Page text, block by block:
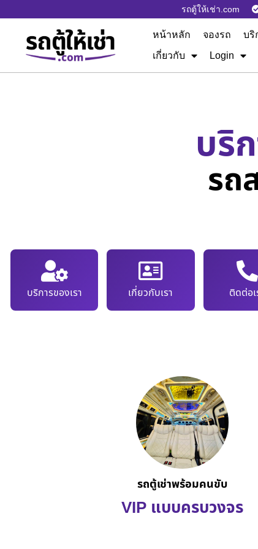
รถตู้ให้เช่า.com
หน้าหลัก จองรถ บริ
เกี่ยวกับ
Login
บริ
รถ
บริการของเรา เกี่ยวกับเรา ติดต่อเ
รถตู้เช่าพร้อมคนขับ
VIP แบบครบวงจร